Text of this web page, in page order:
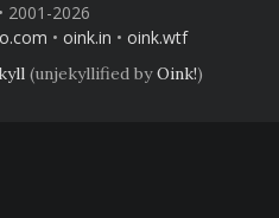
2001-2026
• oink.in • oink.wtf
(unjekyllified byOink!)